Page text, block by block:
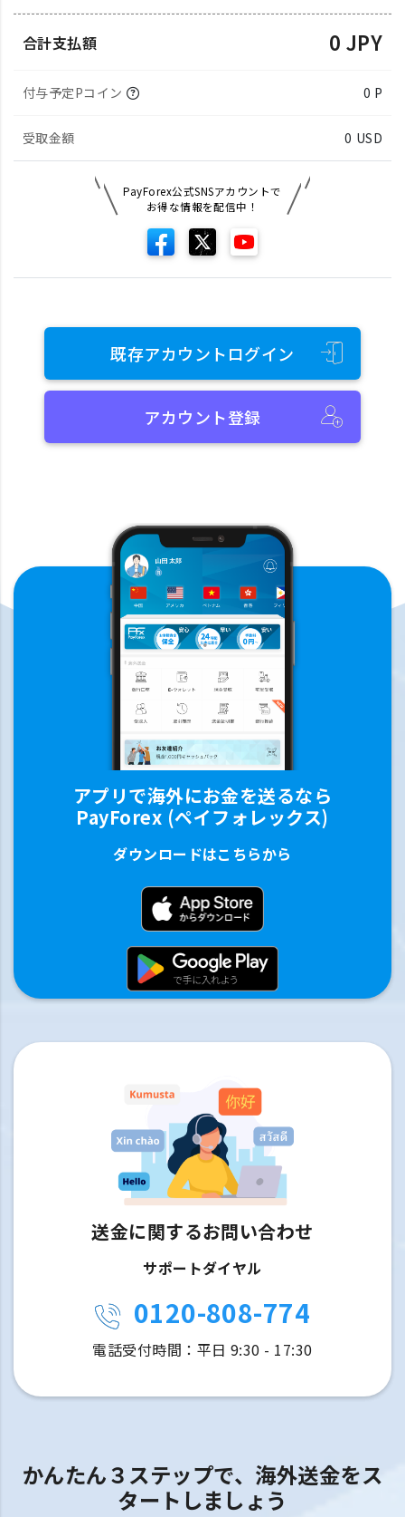
合計支払額 0 JPY
付与予定Pコイン 0 P
受取金額 0 USD
PayForex公式SNSアカウントで
お得な情報を配信中！
既存アカウントログイン
アカウント登録
アプリで海外にお金を送るなら
PayForex (ペイフォレックス)
ダウンロードはこちらから
送金に関するお問い合わせ
サポートダイヤル
0120-808-774
電話受付時間：平日 9:30 - 17:30
かんたん３ステップで、海外送金をス
タートしましょう